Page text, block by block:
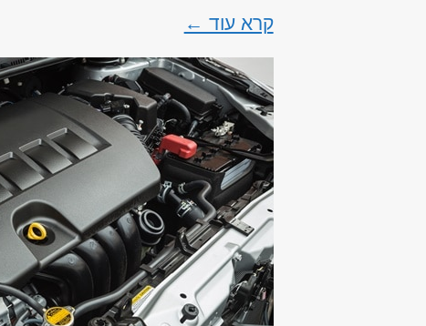
קרא עוד ←